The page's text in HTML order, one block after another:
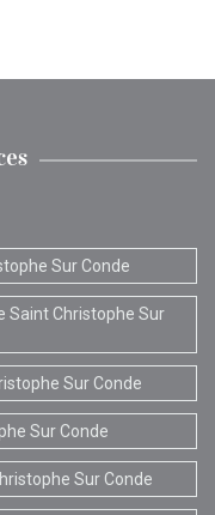
Sur Conde
Saint Christophe Sur
Sur Conde
Sur Conde
Sur Conde